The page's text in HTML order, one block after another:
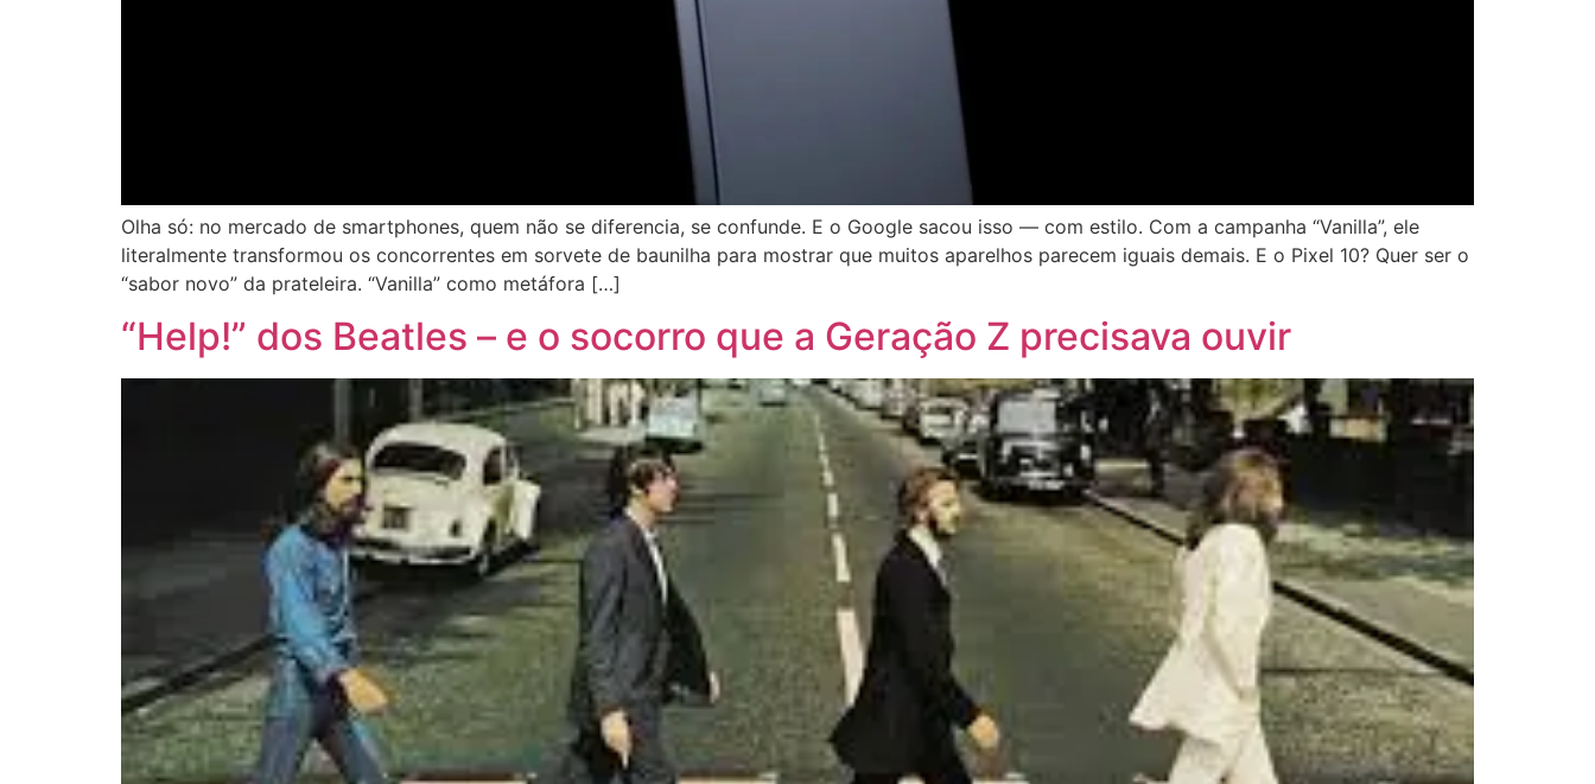
Olha só: no mercado de smartphones, quem não se diferencia, se confunde. E o Google sacou isso — com estilo. Com a campanha “Vanilla”, ele
literalmente transformou os concorrentes em sorvete de baunilha para mostrar que muitos aparelhos parecem iguais demais. E o Pixel 10? Quer ser o
“sabor novo” da prateleira. “Vanilla” como metáfora […]
“Help!” dos Beatles – e o socorro que a Geração Z precisava ouvir